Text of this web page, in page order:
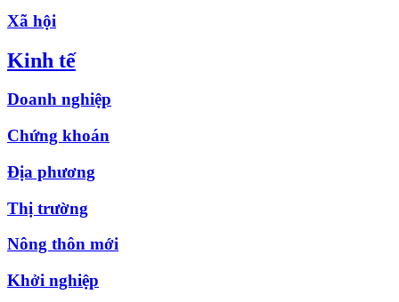
Xã hội
Kinh tế
Doanh nghiệp
Chứng khoán
Địa phương
Thị trường
Nông thôn mới
Khởi nghiệp